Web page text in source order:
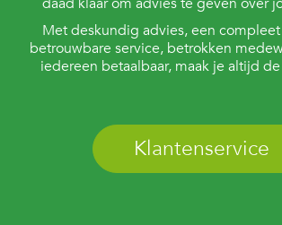
Met deskundig advies, een
betrouwbare service, betrokken
iedereen betaalbaar, maak je altijd
Klantenservice